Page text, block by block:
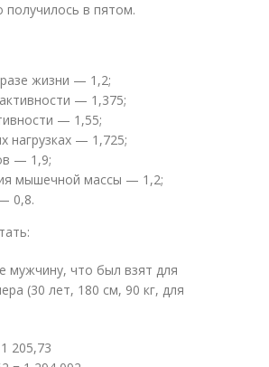
получилось в пятом.
жизни — 1,2;
— 1,375;
— 1,55;
нагрузках — 1,725;
— 1,9;
мышечной массы — 1,2;
0,8.
мужчину, что был взят для
(30 лет, 180 см, 90 кг, для
205,73